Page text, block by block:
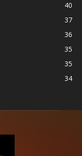
40
37
36
35
35
34